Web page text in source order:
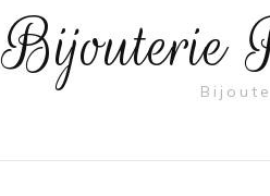
Bijouterie